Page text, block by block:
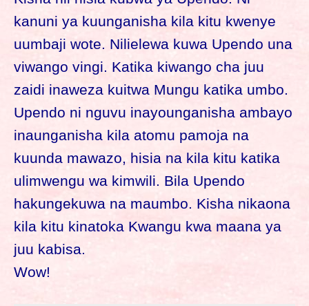
kanuni ya kuunganisha kila kitu kwenye
uumbaji wote. Nilielewa kuwa Upendo una
viwango vingi. Katika kiwango cha juu
zaidi inaweza kuitwa Mungu katika umbo.
Upendo ni nguvu inayounganisha ambayo
inaunganisha kila atomu pamoja na
kuunda mawazo, hisia na kila kitu katika
ulimwengu wa kimwili. Bila Upendo
hakungekuwa na maumbo. Kisha nikaona
kila kitu kinatoka Kwangu kwa maana ya
juu kabisa.
Wow!